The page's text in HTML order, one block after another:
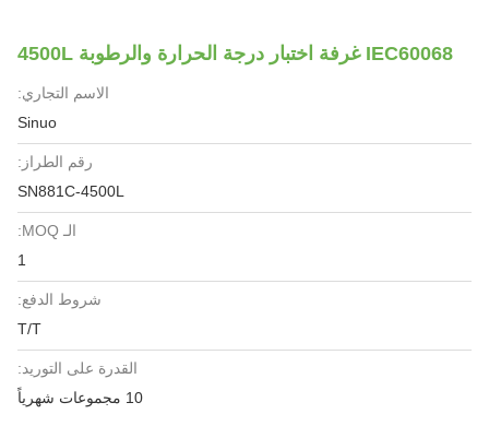
IEC60068 غرفة اختبار درجة الحرارة والرطوبة 4500L
الاسم التجاري:
Sinuo
رقم الطراز:
SN881C-4500L
الـ MOQ:
شروط الدفع:
T/T
القدرة على التوريد:
10 مجموعات شهرياً